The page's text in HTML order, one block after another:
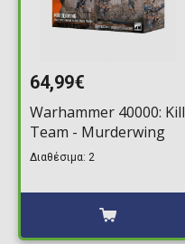
64,99€
Warhammer 40000: Kill
Team - Murderwing
Διαθέσιμα: 2